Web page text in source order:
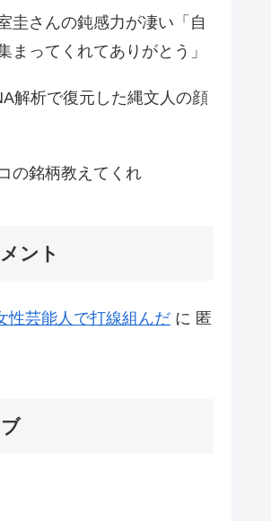
圭さんの鈍感力が凄い「自
まってくれてありがとう」
解析で復元した縄文人の顔
の銘柄教えてくれ
ント
性芸能人で打線組んだ に 匿